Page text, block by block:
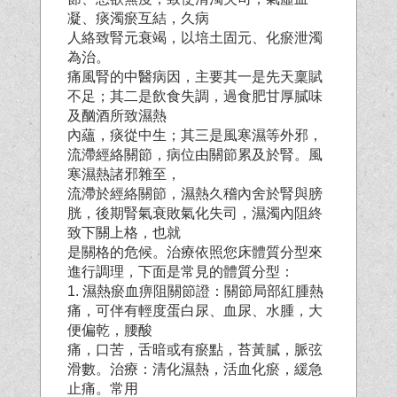
凝、痰濁瘀互結，久病
人絡致腎元衰竭，以培土固元、化瘀泄濁
為治。
痛風腎的中醫病因，主要其一是先天稟賦
不足；其二是飲食失調，過食肥甘厚膩味
及酗酒所致濕熱
內蘊，痰從中生；其三是風寒濕等外邪，
流滯經絡關節，病位由關節累及於腎。風
寒濕熱諸邪雜至，
流滯於經絡關節，濕熱久稽內舍於腎與膀
胱，後期腎氣衰敗氣化失司，濕濁內阻終
致下關上格，也就
是關格的危候。治療依照您床體質分型來
進行調理，下面是常見的體質分型：
1. 濕熱瘀血痹阻關節證：關節局部紅腫熱
痛，可伴有輕度蛋白尿、血尿、水腫，大
便偏乾，腰酸
痛，口苦，舌暗或有瘀點，苔黃膩，脈弦
滑數。治療：清化濕熱，活血化瘀，緩急
止痛。常用